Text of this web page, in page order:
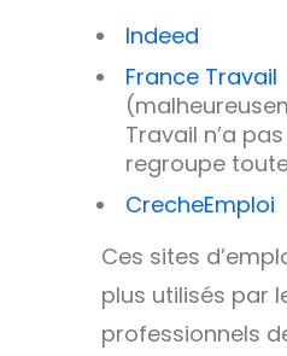
Indeed
France Travail
Travail n’a
regroupe
CrecheEmploi
Ces sites
plus utilisés par
professionnels